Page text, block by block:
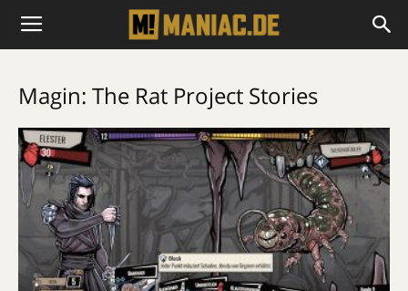
Magin: The Rat Project Stories